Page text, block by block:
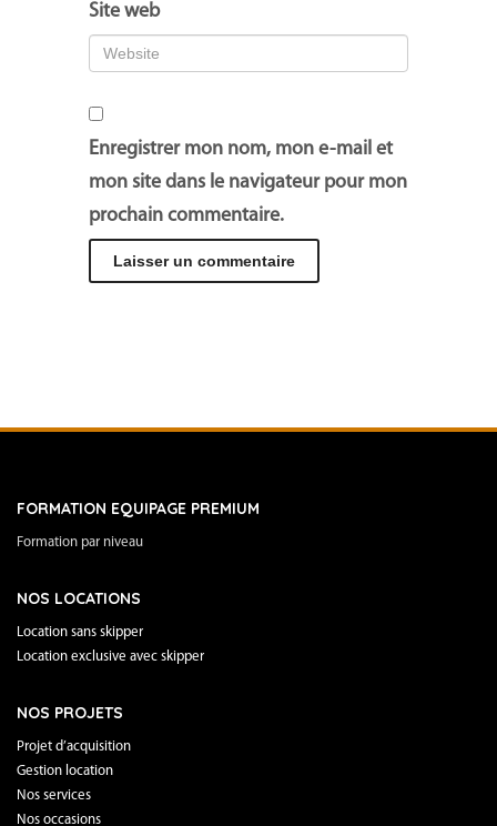
Site web
Enregistrer mon nom, mon e-mail et
mon site dans le navigateur pour mon
prochain commentaire.
FORMATION EQUIPAGE PREMIUM
Formation par niveau
NOS LOCATIONS
Location sans skipper
Location exclusive avec skipper
NOS PROJETS
Projet d’acquisition
Gestion location
Nos services
Nos occasions